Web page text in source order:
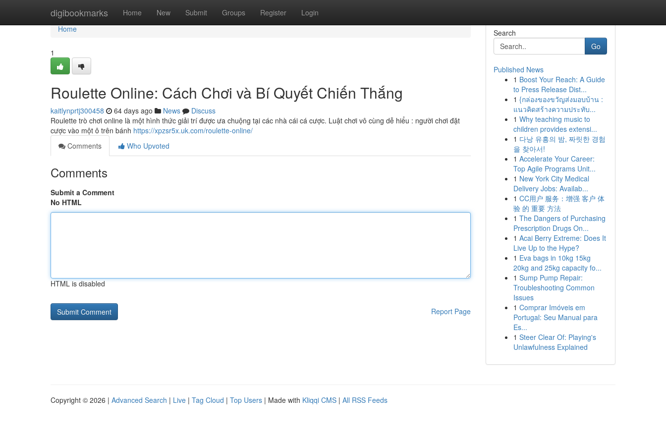
digibookmarks Home New Submit Groups Register Login
Home
Home
1
Roulette Online: Cách Chơi và Bí Quyết Chiến Thắng
kaitlynprtj300458 64 days ago News
Discuss
Roulette trò chơi online là một hình thức giải trí được ưa chuộng tại các nhà cái cá cược. Luật chơi vô cùng dễ hiểu : người chơi đặt
cược vào một ô trên bánh https://xpzsr5x.uk.com/roulette-online/
Comments
Who Upvoted
Comments
Submit a Comment
No HTML
HTML is disabled
Report Page
Search
Go
Published News
1 Boost Your Reach: A Guide
to Press Release Dist...
1 {กล่องของขวัญส่งมอบบ้าน :
แนวคิดสร้างความประทับ...
1 Why teaching music to
children provides extensi...
1 다낭 유흥의 밤, 짜릿한 경험
을 찾아서!
1 Accelerate Your Career:
Top Agile Programs Unit...
1 New York City Medical
Delivery Jobs: Availab...
1 CC用户 服务：增强 客户 体
验 的 重要 方法
1 The Dangers of Purchasing
Prescription Drugs On...
1 Acai Berry Extreme: Does It
Live Up to the Hype?
1 Eva bags in 10kg 15kg
20kg and 25kg capacity fo...
1 Sump Pump Repair:
Troubleshooting Common
Issues
1 Comprar Imóveis em
Portugal: Seu Manual para
Es...
1 Steer Clear Of: Playing's
Unlawfulness Explained
Copyright © 2026 | Advanced Search | Live | Tag Cloud | Top Users | Made with Kliqqi CMS | All RSS Feeds